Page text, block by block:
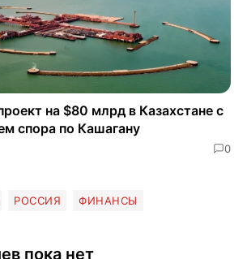
на $80 млрд в Казахстане с
спора по Кашагану
0
РОССИЯ ФИНАНСЫ
пока нет